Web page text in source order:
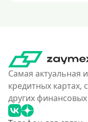
Самая актуальная
кредитных картах,
других